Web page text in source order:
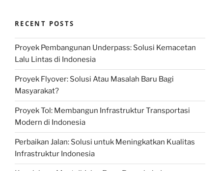
RECENT POSTS
Proyek Pembangunan Underpass: Solusi Kemacetan
Lalu Lintas di Indonesia
Proyek Flyover: Solusi Atau Masalah Baru Bagi
Masyarakat?
Proyek Tol: Membangun Infrastruktur Transportasi
Modern di Indonesia
Perbaikan Jalan: Solusi untuk Meningkatkan Kualitas
Infrastruktur Indonesia